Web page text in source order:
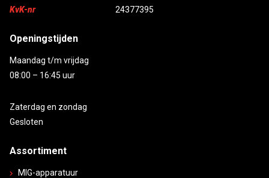
KvK-nr
24377395
Openingstijden
Maandag t/m vrijdag
08:00 – 16:45 uur
Zaterdag en zondag
Gesloten
Assortiment
MIG-apparatuur